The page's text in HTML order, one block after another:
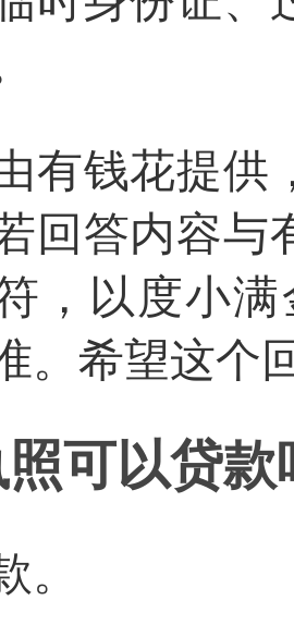
有钱花提供
回答内容与
，以度小
。希望这个
可以贷款
。